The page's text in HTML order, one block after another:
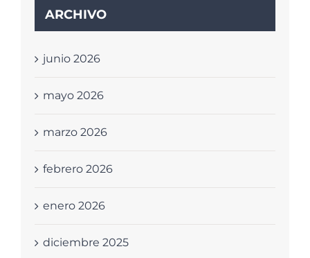
ARCHIVO
junio 2026
mayo 2026
marzo 2026
febrero 2026
enero 2026
diciembre 2025